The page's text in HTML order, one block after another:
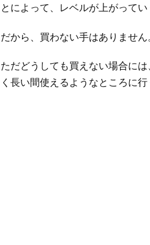
とによって、レベルが上がってい
だから、買わない手はありません
ただどうしても買えない場合に
く長い間使えるようなところに行